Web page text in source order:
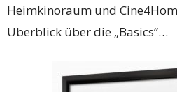
Heimkinoraum und
Überblick über die „Basics“…